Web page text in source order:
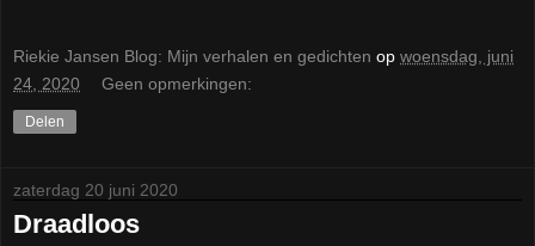
Riekie Jansen Blog: Mijn verhalen en gedichten op woensdag, juni
24, 2020
Geen opmerkingen:
Delen
zaterdag 20 juni 2020
Draadloos